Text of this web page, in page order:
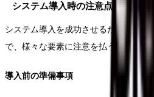
システム導入時の注意点
システム導入を成功させるためには、
で、様々な要素に注意を払う必要があ
導入前の準備事項